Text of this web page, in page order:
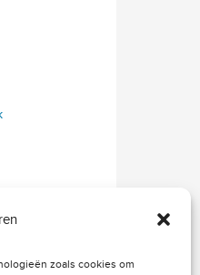
zoals cookies om